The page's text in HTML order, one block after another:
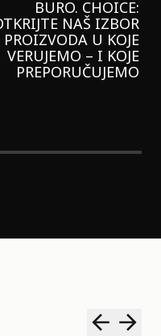
GARNIER KREMU I
NIKADA NIŠTA
LAGANIJE NISAM
KORISTILA